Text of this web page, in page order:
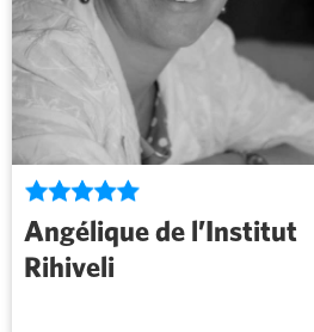
Angélique de l’Institut
Rihiveli